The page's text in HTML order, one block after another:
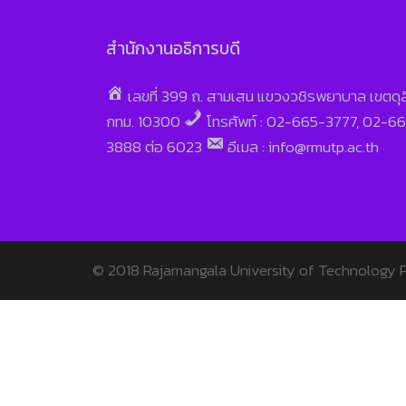
สำนักงานอธิการบดี
เลขที่ 399 ถ. สามเสน แขวงวชิรพยาบาล เขต
กทม. 10300
โทรศัพท์ : 02-665-3777, 02-
3888 ต่อ 6023
อีเมล : info@rmutp.ac.th
© 2018 Rajamangala University of Technology